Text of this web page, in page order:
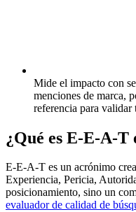
Mide el impacto con
menciones de marca,
referencia para validar
¿Qué es E-E-A-T
E-E-A-T es un acrónimo
Experiencia, Pericia,
posicionamiento, sino un
evaluador de calidad de